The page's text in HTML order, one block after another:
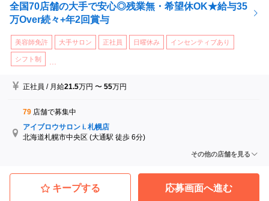
全国70店舗の大手で安心◎残業無・希望休OK★給与35
万Over続々+年2回賞与
美容師免許 大手サロン 正社員 日曜休み インセンティブあり
シフト制
正社員 / 月給21.5万円 〜55万円
79 店舗で募集中
アイブロウサロン i. 札幌店
北海道札幌市中央区 (大通駅 徒歩 6分)
アイブロウサロン i. 旭川店
北海道旭川市
(永山駅 徒歩 9分)
アイブロウサロン i. 盛岡店
その他の店舗を見る
キープする 応募画面へ進む